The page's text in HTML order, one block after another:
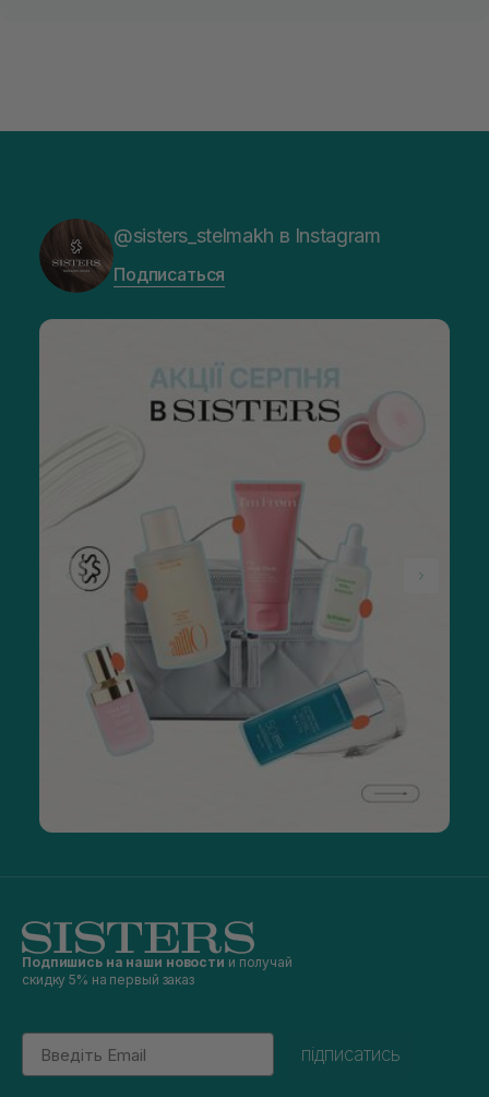
@sisters_stelmakh в Instagram
Подписаться
Подпишись на наши новости и получай
скидку 5% на первый заказ
Email
підписатись